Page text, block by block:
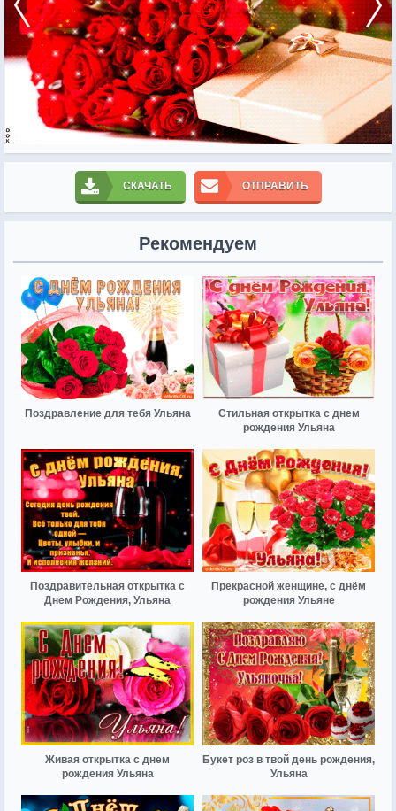
СКАЧАТЬ ОТПРАВИТЬ
Рекомендуем
Поздравление для тебя Ульяна
Стильная открытка с днем
рождения Ульяна
Поздравительная открытка с
Днем Рождения, Ульяна
Прекрасной женщине, с днём
рождения Ульяне
Живая открытка с днем
рождения Ульяна
Букет роз в твой день рождения,
Ульяна